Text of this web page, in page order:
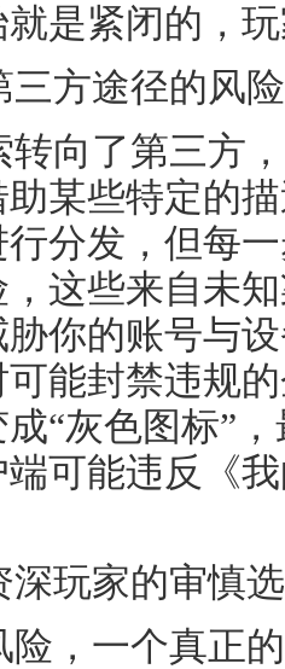
是紧闭的，
三方途径的风
转向了第三方
某些特定的
分发，但每
这些来自未
你的账号与
可能封禁违规
“灰色图标”
可能违反《
深玩家的审慎
险，一个真正